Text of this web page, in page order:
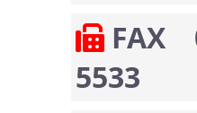
FAX
5533